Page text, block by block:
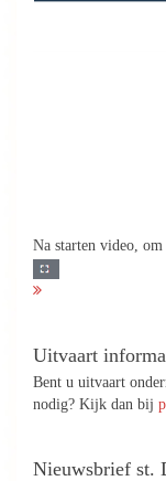
Na starten video,
Uitvaart
Bent u uitvaart
nodig? Kijk dan bij
Nieuwsbrief st.